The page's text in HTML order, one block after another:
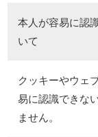
本人が容易に認
いて
クッキーやウェ
易に認識できな
ません。